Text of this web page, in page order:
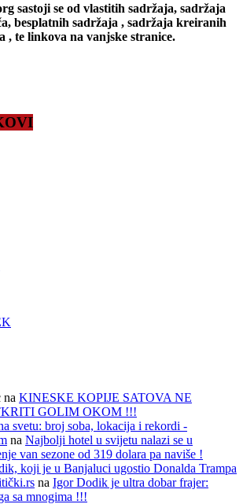
sastoji se od vlastitih sadržaja, sadržaja
besplatnih sadržaja , sadržaja kreiranih
, te linkova na vanjske stranice.
na KINESKE KOPIJE SATOVA NE
GOLIM OKOM !!!
svetu: broj soba, lokacija i rekordi -
na Najbolji hotel u svijetu nalazi se u
van sezone od 319 dolara pa naviše !
koji je u Banjaluci ugostio Donalda Trampa
na Igor Dodik je ultra dobar frajer:
sa mnogima !!!